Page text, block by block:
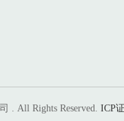
. All Rights Reserved. ICP